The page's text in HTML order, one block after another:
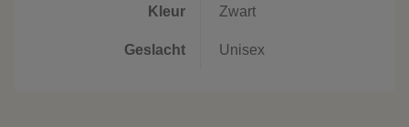
Kleur Zwart
Geslacht Unisex